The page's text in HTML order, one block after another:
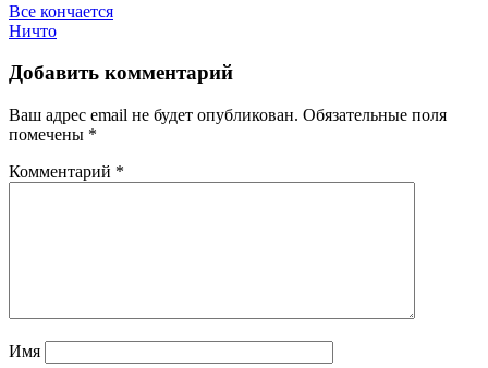
Все кончается
Ничто
Добавить комментарий
Ваш адрес email не будет опубликован. Обязательные поля
помечены *
Комментарий *
Имя